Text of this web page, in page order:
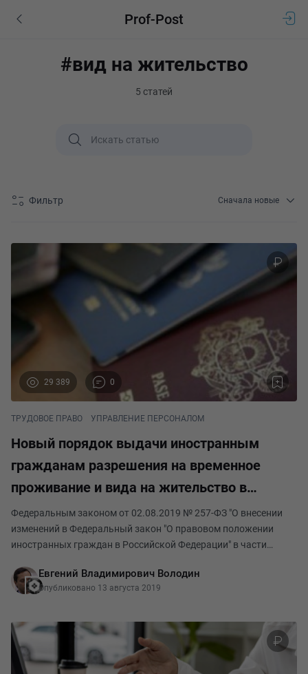
Prof-Post
#вид на жительство
5 статей
Фильтр Сначала новые
29 389 0
ТРУДОВОЕ ПРАВО УПРАВЛЕНИЕ ПЕРСОНАЛОМ
Новый порядок выдачи иностранным
гражданам разрешения на временное
проживание и вида на жительство в
Российской Федерации
Федеральным законом от 02.08.2019 № 257-ФЗ "О внесении
изменений в Федеральный закон "О правовом положении
иностранных граждан в Российской Федерации" в части
иностранных граждан и лиц без гражданства разре
Евгений Владимирович Володин
Опубликовано 13 августа 2019